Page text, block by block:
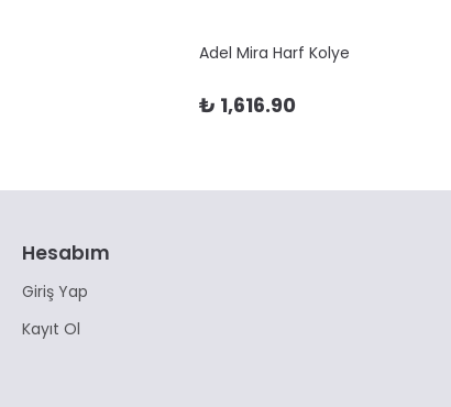
Adel Mira Harf Kolye
₺ 1,616.90
Hesabım
Giriş Yap
Kayıt Ol